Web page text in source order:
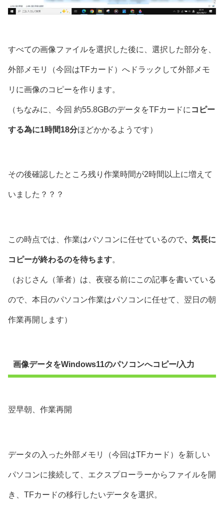
すべての画像ファイルを選択した後に、選択した部分を、
外部メモリ（今回はTFカード）へドラックして外部メモ
リに画像のコピーを作ります。
（ちなみに、今回 約55.8GBのデータをTFカードに コピー
する為に1時間18分ほどかかるようです）
その後確認したところ残り作業時間が2時間以上に増えて
いました？？？
この時点では、作業はパソコンに任せているので、気長に
コピーが終わるのを待ちます。
（おじさん（筆者）は、夜寝る前にこの記事を書いている
ので、本日のパソコン作業はパソコンに任せて、翌日の朝
作業再開します）
画像データをWindows11のパソコンへコピー/入力
翌早朝、作業再開
データの入った外部メモリ（今回はTFカード）を新しい
パソコンに接続して、エクスプローラーからファイルを開
き、TFカードの移行したいデータを選択。